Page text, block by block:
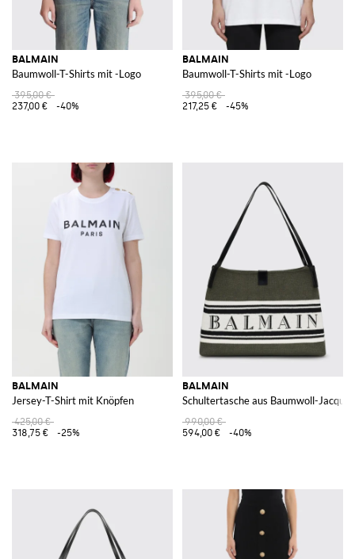
BALMAIN
Baumwoll-T-Shirts mit -Logo
395,00 €
237,00 €
-40%
BALMAIN
Baumwoll-T-Shirts mit -Logo
395,00 €
217,25 €
-45%
BALMAIN
Jersey-T-Shirt mit Knöpfen
425,00 €
318,75 €
-25%
BALMAIN
Schultertasche aus Baumwoll-
990,00 €
594,00 €
-40%